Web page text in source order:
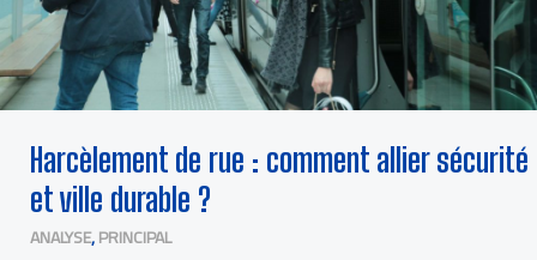
Harcèlement de rue : comment allier sécurité
et ville durable ?
ANALYSE,PRINCIPAL